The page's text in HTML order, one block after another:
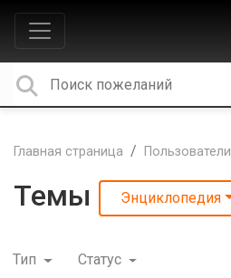
Главная страница Пользователи
Темы Энциклопедия
Тип Статус